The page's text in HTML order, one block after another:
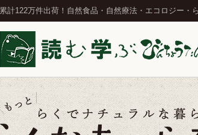
累計122万件出荷！自然食品・自然療法・エコロジー・